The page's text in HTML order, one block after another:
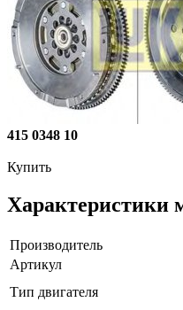
415 0348 10
Купить
Характеристики
Производитель
Артикул
Тип двигателя